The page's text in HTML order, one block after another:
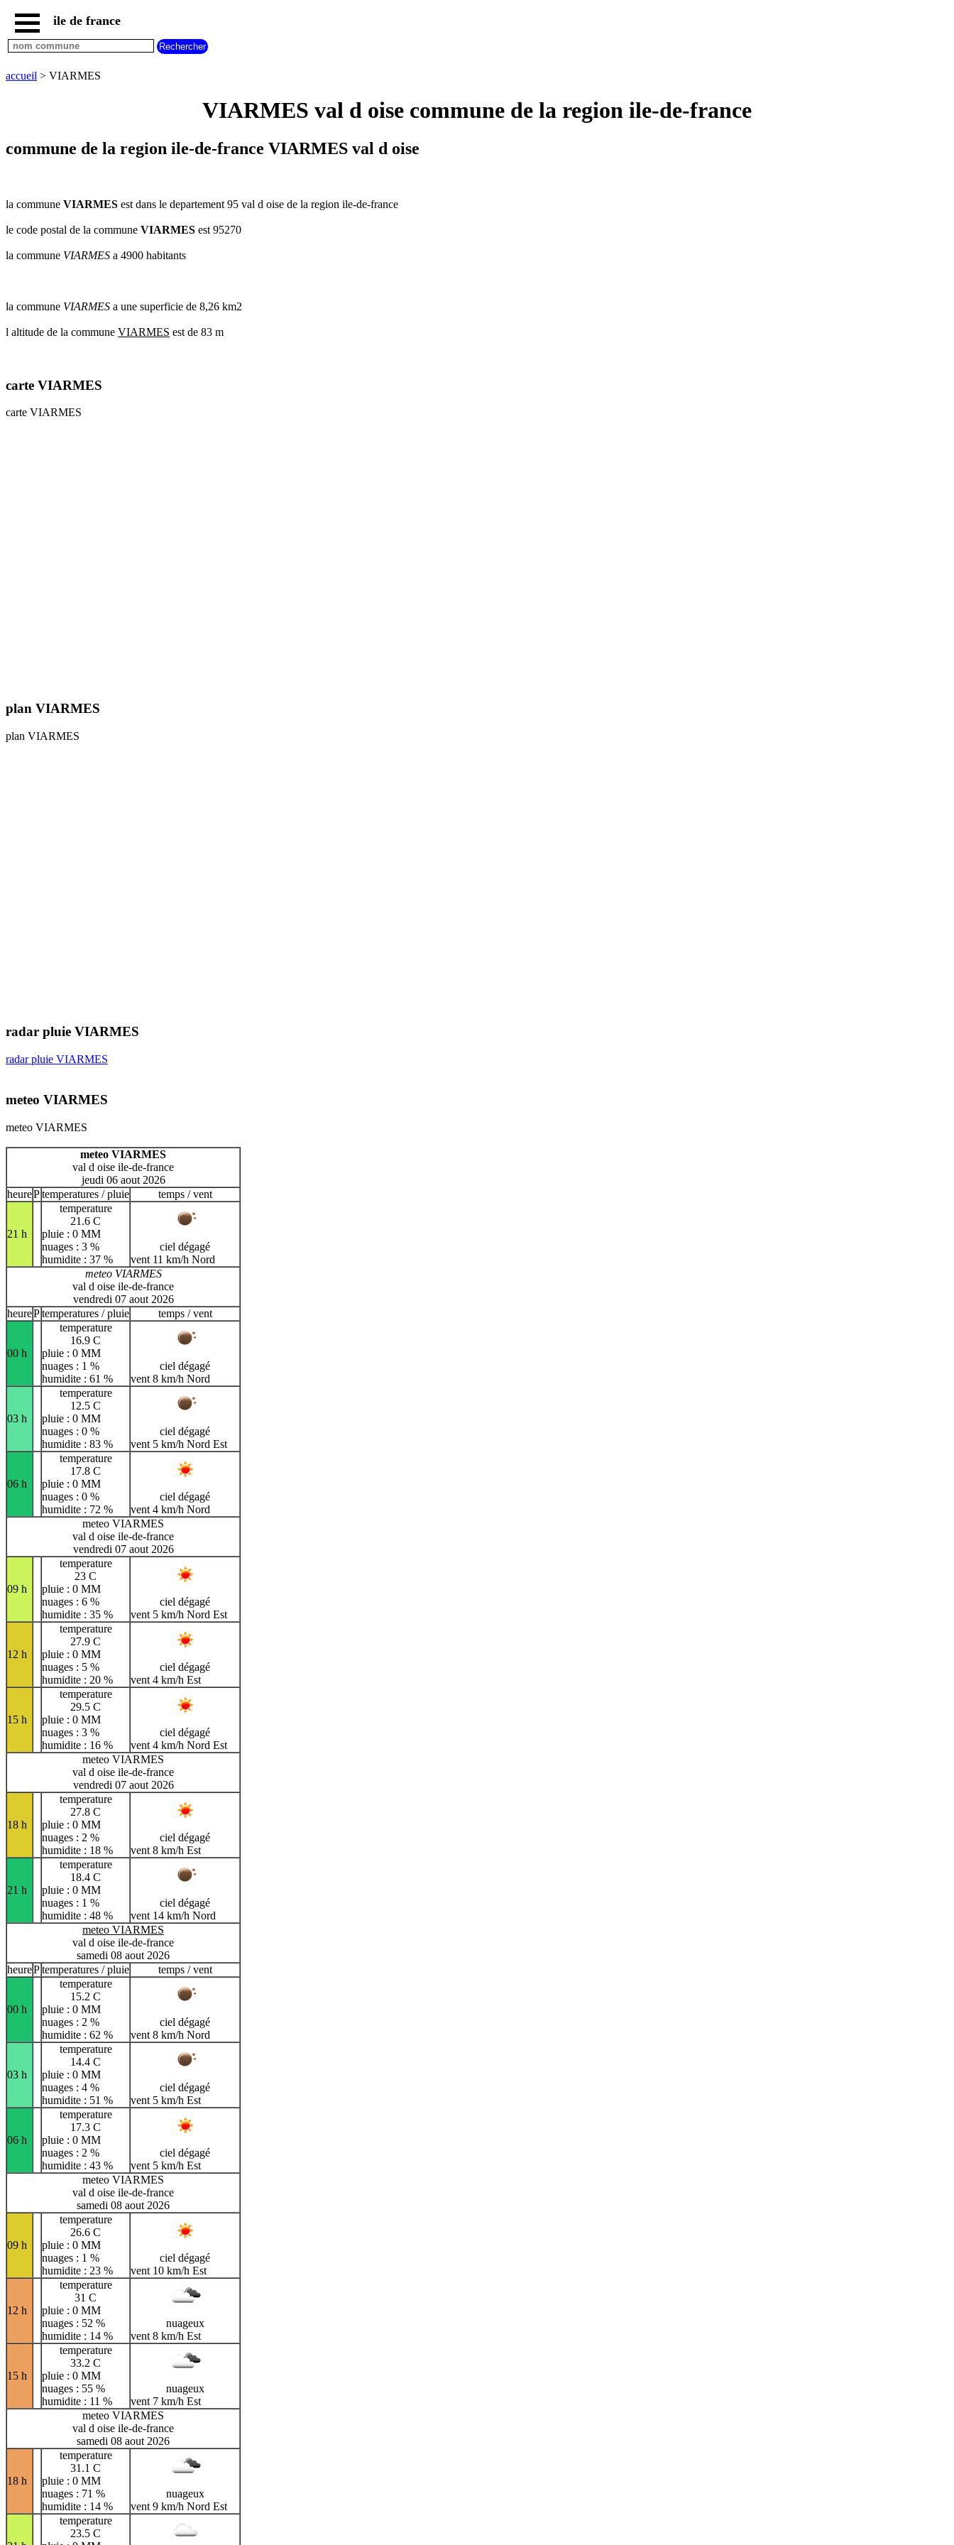
accueil
paris
communes
seine
marne
seine
denis
d
oise
communes
communes
ile de france
accueil > VIARMES
VIARMES val d oise commune de la region ile-de-france
commune de la region ile-de-france VIARMES val d oise
la commune VIARMES est dans le departement 95 val d oise de la region ile-de-france
le code postal de la commune VIARMES est 95270
la commune VIARMES a 4900 habitants
la commune VIARMES a une superficie de 8,26 km2
l altitude de la commune VIARMES est de 83 m
carte VIARMES
carte VIARMES
plan VIARMES
plan VIARMES
radar pluie VIARMES
radar pluie VIARMES
meteo VIARMES
meteo VIARMES
meteo VIARMES
val d oise ile-de-france
jeudi 06 aout 2026
heurePtemperatures / pluie temps / vent
21 h
temperature
21.6 C
pluie : 0 MM
nuages : 3 %
humidite : 37 %
ciel dégagé
vent 11 km/h Nord
meteo VIARMES
val d oise ile-de-france
vendredi 07 aout 2026
heurePtemperatures / pluie temps / vent
00 h
temperature
16.9 C
pluie : 0 MM
nuages : 1 %
humidite : 61 %
ciel dégagé
vent 8 km/h Nord
03 h
temperature
12.5 C
pluie : 0 MM
nuages : 0 %
humidite : 83 %
ciel dégagé
vent 5 km/h Nord Est
06 h
temperature
17.8 C
pluie : 0 MM
nuages : 0 %
humidite : 72 %
ciel dégagé
vent 4 km/h Nord
meteo VIARMES
val d oise ile-de-france
vendredi 07 aout 2026
09 h
temperature
23 C
pluie : 0 MM
nuages : 6 %
humidite : 35 %
ciel dégagé
vent 5 km/h Nord Est
12 h
temperature
27.9 C
pluie : 0 MM
nuages : 5 %
humidite : 20 %
ciel dégagé
vent 4 km/h Est
15 h
temperature
29.5 C
pluie : 0 MM
nuages : 3 %
humidite : 16 %
ciel dégagé
vent 4 km/h Nord Est
meteo VIARMES
val d oise ile-de-france
vendredi 07 aout 2026
18 h
temperature
27.8 C
pluie : 0 MM
nuages : 2 %
humidite : 18 %
ciel dégagé
vent 8 km/h Est
21 h
temperature
18.4 C
pluie : 0 MM
nuages : 1 %
humidite : 48 %
ciel dégagé
vent 14 km/h Nord
meteo VIARMES
val d oise ile-de-france
samedi 08 aout 2026
heurePtemperatures / pluie temps / vent
00 h
temperature
15.2 C
pluie : 0 MM
nuages : 2 %
humidite : 62 %
ciel dégagé
vent 8 km/h Nord
03 h
temperature
14.4 C
pluie : 0 MM
nuages : 4 %
humidite : 51 %
ciel dégagé
vent 5 km/h Est
06 h
temperature
17.3 C
pluie : 0 MM
nuages : 2 %
humidite : 43 %
ciel dégagé
vent 5 km/h Est
meteo VIARMES
val d oise ile-de-france
samedi 08 aout 2026
09 h
temperature
26.6 C
pluie : 0 MM
nuages : 1 %
humidite : 23 %
ciel dégagé
vent 10 km/h Est
12 h
temperature
31 C
pluie : 0 MM
nuages : 52 %
humidite : 14 %
nuageux
vent 8 km/h Est
15 h
temperature
33.2 C
pluie : 0 MM
nuages : 55 %
humidite : 11 %
nuageux
vent 7 km/h Est
meteo VIARMES
val d oise ile-de-france
samedi 08 aout 2026
18 h
temperature
31.1 C
pluie : 0 MM
nuages : 71 %
humidite : 14 %
nuageux
vent 9 km/h Nord Est
temperature
23.5 C